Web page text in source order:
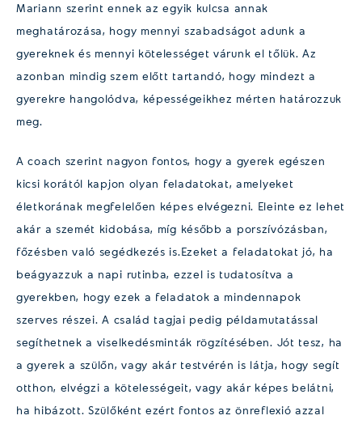
Mariann szerint ennek az egyik kulcsa annak
meghatározása, hogy mennyi szabadságot adunk a
gyereknek és mennyi kötelességet várunk el tőlük. Az
azonban mindig szem előtt tartandó, hogy mindezt a
gyerekre hangolódva, képességeikhez mérten határozzuk
meg.
A coach szerint nagyon fontos, hogy a gyerek egészen
kicsi korától kapjon olyan feladatokat, amelyeket
életkorának megfelelően képes elvégezni. Eleinte ez lehet
akár a szemét kidobása, míg később a porszívózásban,
főzésben való segédkezés is.Ezeket a feladatokat jó, ha
beágyazzuk a napi rutinba, ezzel is tudatosítva a
gyerekben, hogy ezek a feladatok a mindennapok
szerves részei. A család tagjai pedig példamutatással
segíthetnek a viselkedésminták rögzítésében. Jót tesz, ha
a gyerek a szülőn, vagy akár testvérén is látja, hogy segít
otthon, elvégzi a kötelességeit, vagy akár képes belátni,
ha hibázott. Szülőként ezért fontos az önreflexió azzal